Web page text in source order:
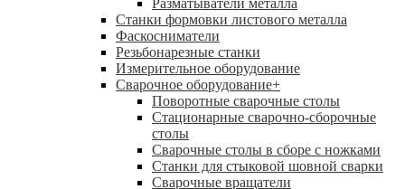
Разматыватели металла
Станки формовки листового металла
Фаскосниматели
Резьбонарезные станки
Измерительное оборудование
Сварочное оборудование+
Поворотные сварочные столы
Стационарные сварочно-сборочные
столы
Сварочные столы в сборе с ножками
Станки для стыковой шовной сварки
Сварочные вращатели